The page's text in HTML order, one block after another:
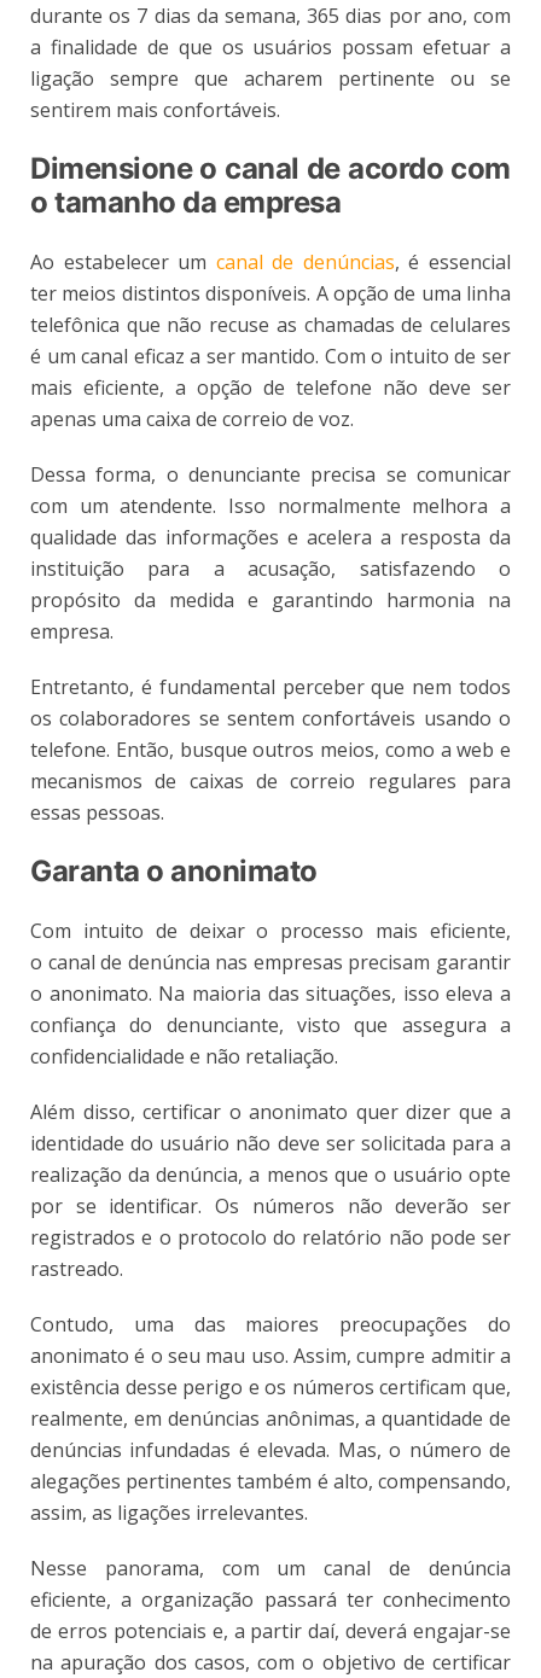
durante os 7 dias da semana, 365 dias por ano, com
a finalidade de que os usuários possam efetuar a
ligação sempre que acharem pertinente ou se
sentirem mais confortáveis.
Dimensione o canal de acordo com
o tamanho da empresa
Ao estabelecer um canal de denúncias, é essencial
ter meios distintos disponíveis. A opção de uma linha
telefônica que não recuse as chamadas de celulares
é um canal eficaz a ser mantido. Com o intuito de ser
mais eficiente, a opção de telefone não deve ser
apenas uma caixa de correio de voz.
Dessa forma, o denunciante precisa se comunicar
com um atendente. Isso normalmente melhora a
qualidade das informações e acelera a resposta da
instituição para a acusação, satisfazendo o
propósito da medida e garantindo harmonia na
empresa.
Entretanto, é fundamental perceber que nem todos
os colaboradores se sentem confortáveis usando o
telefone. Então, busque outros meios, como a web e
mecanismos de caixas de correio regulares para
essas pessoas.
Garanta o anonimato
Com intuito de deixar o processo mais eficiente,
o canal de denúncia nas empresas precisam garantir
o anonimato. Na maioria das situações, isso eleva a
confiança do denunciante, visto que assegura a
confidencialidade e não retaliação.
Além disso, certificar o anonimato quer dizer que a
identidade do usuário não deve ser solicitada para a
realização da denúncia, a menos que o usuário opte
por se identificar. Os números não deverão ser
registrados e o protocolo do relatório não pode ser
rastreado.
Contudo, uma das maiores preocupações do
anonimato é o seu mau uso. Assim, cumpre admitir a
existência desse perigo e os números certificam que,
realmente, em denúncias anônimas, a quantidade de
denúncias infundadas é elevada. Mas, o número de
alegações pertinentes também é alto, compensando,
assim, as ligações irrelevantes.
Nesse panorama, com um canal de denúncia
eficiente, a organização passará ter conhecimento
de erros potenciais e, a partir daí, deverá engajar-se
na apuração dos casos, com o objetivo de certificar